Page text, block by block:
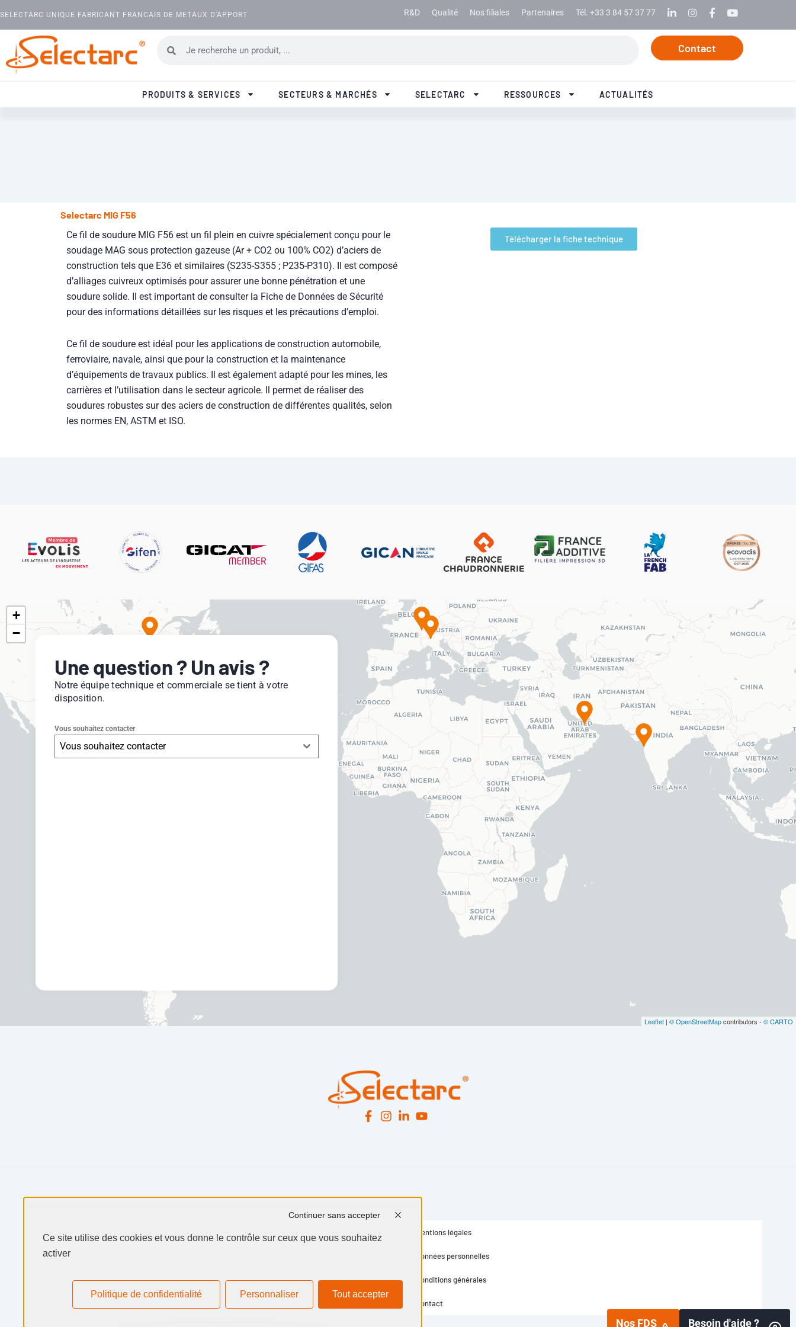
SELECTARC UNIQUE FABRICANT FRANCAIS DE METAUX D'APPORT R&D Qualité Nos filiales Partenaires Tél. +33 3 84 57 37 77 LinkedinInstagramFacebookYoutube
Contact
PRODUITS & SERVICES SECTEURS & MARCHÉS SELECTARC RESSOURCES ACTUALITÉS
Selectarc MIG F56
Ce fil de soudure MIG F56 est un fil plein en cuivre spécialement conçu pour le
soudage MAG sous protection gazeuse (Ar + CO2 ou 100% CO2) d’aciers de
construction tels que E36 et similaires (S235-S355 ; P235-P310). Il est composé
d’alliages cuivreux optimisés pour assurer une bonne pénétration et une
soudure solide. Il est important de consulter la Fiche de Données de Sécurité
pour des informations détaillées sur les risques et les précautions d’emploi.
Ce fil de soudure est idéal pour les applications de construction automobile,
ferroviaire, navale, ainsi que pour la construction et la maintenance
d’équipements de travaux publics. Il est également adapté pour les mines, les
carrières et l’utilisation dans le secteur agricole. Il permet de réaliser des
soudures robustes sur des aciers de construction de différentes qualités, selon
les normes EN, ASTM et ISO.
Télécharger la fiche technique
+
−
Leaflet | © OpenStreetMapcontributors - © CARTO
Une question ? Un avis ?
Notre équipe technique et commerciale se tient à votre
disposition.
Vous souhaitez contacter
Vous souhaitez contacter
Nos FDS Besoin d'aide ?
Produits & Services
Secteurs & Marchés
Selectarc
Mentions légales
Données personnelles
Conditions générales
Contact
Ce site utilise des cookies et vous donne le contrôle sur ceux que vous souhaitez
activer
Tout accepter
Continuer sans accepter
Personnaliser
Politique de confidentialité